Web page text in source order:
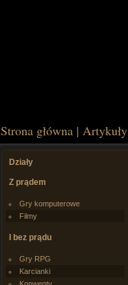
Strona główna | Artykuły
Działy
Z prądem
Gry komputerowe
Filmy
I bez prądu
Gry RPG
Karcianki